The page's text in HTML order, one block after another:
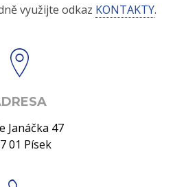
využijte odkaz KONTAKTY.
Janáčka 47
01 Písek